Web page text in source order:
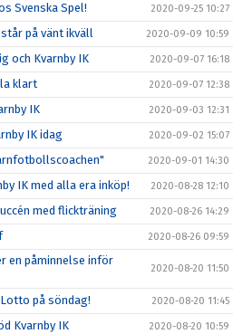
Svenska Spel! 2020-09-25 10:27
på vänt ikväll 2020-09-09 10:59
och Kvarnby IK 2020-09-07 16:18
klart 2020-09-07 12:38
IK 2020-09-03 12:31
IK idag 2020-09-02 15:07
2020-09-01 14:30
IK med alla era inköp! 2020-08-28 12:10
med flickträning 2020-08-26 14:29
2020-08-26 09:59
en påminnelse inför
2020-08-20 11:50
på söndag! 2020-08-20 11:45
Kvarnby IK 2020-08-20 10:59